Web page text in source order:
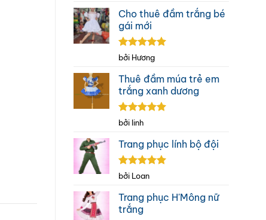
sao
Cho thuê đầm trắng bé
gái mới
Được xếp
5
sao
bởi Hương
Thuê đầm múa trẻ em
trắng xanh dương
Được xếp
sao
bởi linh
Trang phục lính bộ đội
Được xếp
sao
bởi Loan
Trang phục H'Mông nữ
trắng